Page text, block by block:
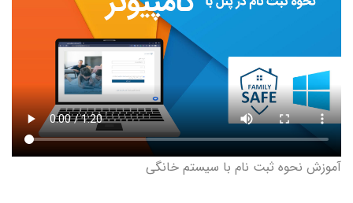
آموزش نحوه ثبت نام با سیستم خانگی